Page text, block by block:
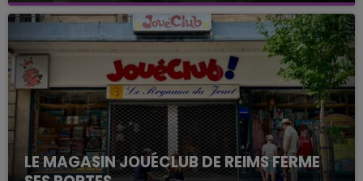
nucléaire ardennaise est à l'arrêt. Une situation
justifiée par la sécheresse intense qui est toujours
présente.
LE MAGASIN JOUÉCLUB DE REIMS FERME